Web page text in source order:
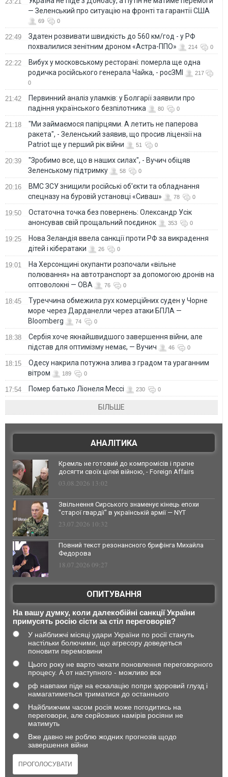
— Зеленський про ситуацію на фронті та гарантії США
69 0
22:49
Здатен розвивати швидкість до 560 км/год - у РФ
похвалилися зенітним дроном «Астра-ППО»
214 0
22:22
Вибух у московському ресторані: померла ще одна
родичка російського генерала Чайка, - росЗМІ
217
0
21:42
Первинний аналіз уламків: у Болгарії заявили про
падіння українського безпілотника
80 0
21:18
"Ми займаємося папірцями. А летить не паперова
ракета", - Зеленський заявив, що просив ліцензії на
Patriot ще у перший рік війни
51 0
20:39
"Зробимо все, що в наших силах", - Вучич обіцяв
Зеленському підтримку
58 0
20:16
ВМС ЗСУ знищили російські об'єкти та обладнання
спецназу на буровій установці «Сиваш»
78 0
19:50
Остаточна точка без повернень: Олександр Усік
анонсував свій прощальний поєдинок
353 0
19:25
Нова Зеландія ввела санкції проти РФ за викрадення
дітей і кібератаки
26 0
19:01
На Херсонщині окупанти розпочали «вільне
полювання» на автотранспорт за допомогою дронів на
оптоволокні — ОВА
76 0
18:45
Туреччина обмежила рух комерційних суден у Чорне
море через Дарданелли через атаки БПЛА —
Bloomberg
74 0
18:38
Сербія хоче якнайшвидшого завершення війни, але
підстав для оптимізму немає, — Вучич
46 0
18:15
Одесу накрила потужна злива з градом та ураганним
вітром
189 0
17:54 Помер батько Ліонеля Мессі 230 0
БІЛЬШЕ
АНАЛІТИКА
Кремль не готовий до компромісів і прагне
досягти своїх цілей війною, - Foreign Affairs
03.08.2026 13:02
Звільнення Сирського знаменує кінець епохи
"старої гвардії" в українській армії — NYT
23.07.2026 10:32
Повний текст резонансного брифінга Михайла
Федорова
18.07.2026 09:27
ОПИТУВАННЯ
На вашу думку, коли далекобійні санкції України
примусять росію сісти за стіл переговорів?
У найближчі місяці удари України по росії стануть
настільки болючими, що агресору доведеться
поновити перемовини
Цього року не варто чекати поновлення переговорного
процесу. А от наступного - можливо все
рф навпаки піде на ескалацію попри здоровий глузд і
намагатиметься триматися до останнього
Найближчим часом росія може погодитись на
переговори, але серйозних намірів росіяни не
матимуть
Вже давно не роблю жодних прогнозів щодо
завершення війни